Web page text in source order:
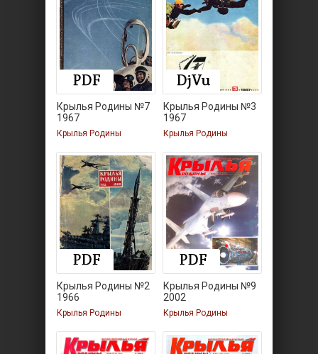
Крылья Родины №7
1967
Крылья Родины
Крылья Родины №3
1967
Крылья Родины
Крылья Родины №2
1966
Крылья Родины
Крылья Родины №9
2002
Крылья Родины